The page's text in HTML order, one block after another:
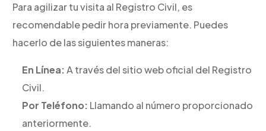
Para agilizar tu visita al Registro Civil, es
recomendable pedir hora previamente. Puedes
hacerlo de las siguientes maneras:
En Línea:A través del sitio web oficial del Registro
Civil.
Por Teléfono: Llamando al número proporcionado
anteriormente.